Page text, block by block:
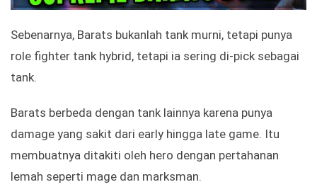
Sebenarnya, Barats bukanlah tank murni, tetapi punya
role fighter tank hybrid, tetapi ia sering di-pick sebagai
tank.
Barats berbeda dengan tank lainnya karena punya
damage yang sakit dari early hingga late game. Itu
membuatnya ditakiti oleh hero dengan pertahanan
lemah seperti mage dan marksman.